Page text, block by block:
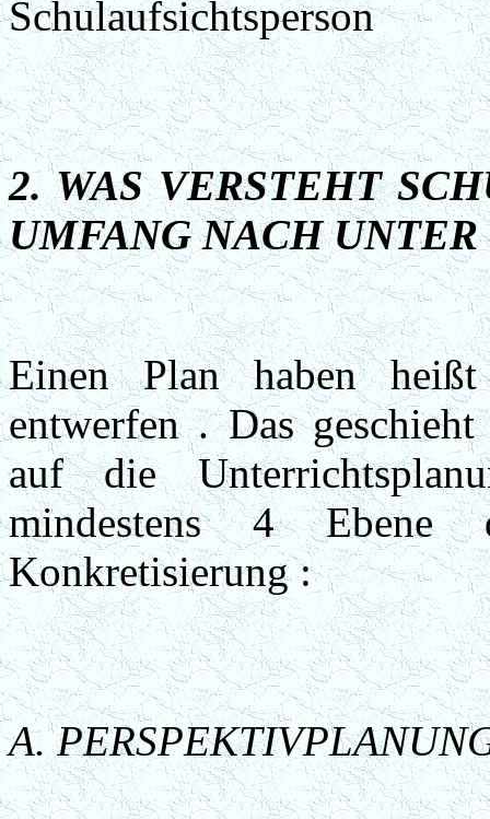
Schulaufsichtsperson
2. WAS VERSTEHT
UMFANG NACH UNTER
Einen Plan haben
entwerfen . Das
auf die
mindestens 4 Ebene
Konkretisierung :
A.